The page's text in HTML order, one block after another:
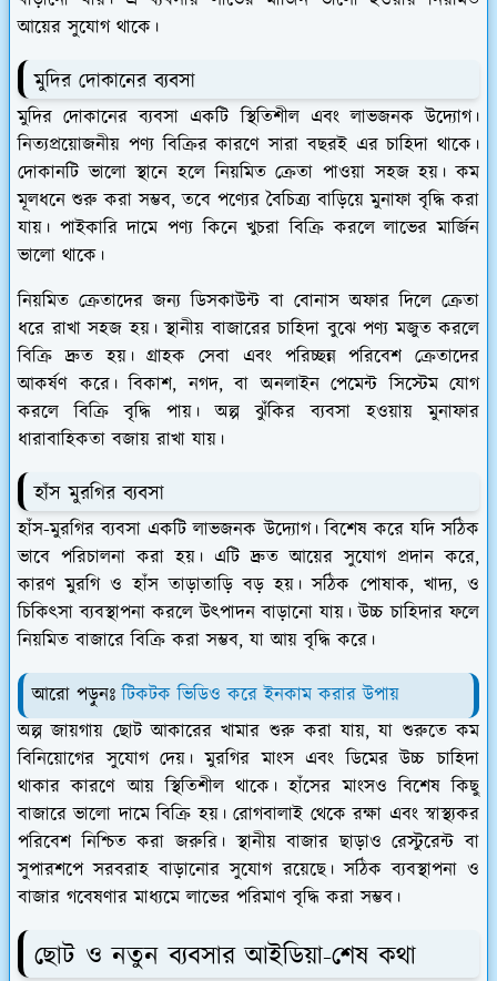
আয়ের সুযোগ থাকে।
মুদির দোকানের ব্যবসা
মুদির দোকানের ব্যবসা একটি স্থিতিশীল এবং লাভজনক উদ্যোগ।
নিত্যপ্রয়োজনীয় পণ্য বিক্রির কারণে সারা বছরই এর চাহিদা থাকে।
দোকানটি ভালো স্থানে হলে নিয়মিত ক্রেতা পাওয়া সহজ হয়। কম
মূলধনে শুরু করা সম্ভব, তবে পণ্যের বৈচিত্র্য বাড়িয়ে মুনাফা বৃদ্ধি করা
যায়। পাইকারি দামে পণ্য কিনে খুচরা বিক্রি করলে লাভের মার্জিন
ভালো থাকে।
নিয়মিত ক্রেতাদের জন্য ডিসকাউন্ট বা বোনাস অফার দিলে ক্রেতা
ধরে রাখা সহজ হয়। স্থানীয় বাজারের চাহিদা বুঝে পণ্য মজুত করলে
বিক্রি দ্রুত হয়। গ্রাহক সেবা এবং পরিচ্ছন্ন পরিবেশ ক্রেতাদের
আকর্ষণ করে। বিকাশ, নগদ, বা অনলাইন পেমেন্ট সিস্টেম যোগ
করলে বিক্রি বৃদ্ধি পায়। অল্প ঝুঁকির ব্যবসা হওয়ায় মুনাফার
ধারাবাহিকতা বজায় রাখা যায়।
হাঁস মুরগির ব্যবসা
হাঁস-মুরগির ব্যবসা একটি লাভজনক উদ্যোগ। বিশেষ করে যদি সঠিক
ভাবে পরিচালনা করা হয়। এটি দ্রুত আয়ের সুযোগ প্রদান করে,
কারণ মুরগি ও হাঁস তাড়াতাড়ি বড় হয়। সঠিক পোষাক, খাদ্য, ও
চিকিৎসা ব্যবস্থাপনা করলে উৎপাদন বাড়ানো যায়। উচ্চ চাহিদার ফলে
নিয়মিত বাজারে বিক্রি করা সম্ভব, যা আয় বৃদ্ধি করে।
আরো পড়ুনঃটিকটক ভিডিও করে ইনকাম করার উপায়
অল্প জায়গায় ছোট আকারের খামার শুরু করা যায়, যা শুরুতে কম
বিনিয়োগের সুযোগ দেয়। মুরগির মাংস এবং ডিমের উচ্চ চাহিদা
থাকার কারণে আয় স্থিতিশীল থাকে। হাঁসের মাংসও বিশেষ কিছু
বাজারে ভালো দামে বিক্রি হয়। রোগবালাই থেকে রক্ষা এবং স্বাস্থ্যকর
পরিবেশ নিশ্চিত করা জরুরি। স্থানীয় বাজার ছাড়াও রেস্টুরেন্ট বা
সুপারশপে সরবরাহ বাড়ানোর সুযোগ রয়েছে। সঠিক ব্যবস্থাপনা ও
বাজার গবেষণার মাধ্যমে লাভের পরিমাণ বৃদ্ধি করা সম্ভব।
ছোট ও নতুন ব্যবসার আইডিয়া-শেষ কথা